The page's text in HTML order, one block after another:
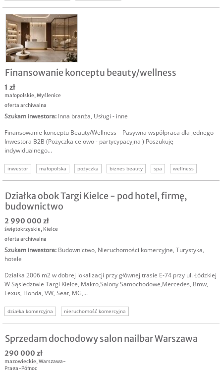
Finansowanie konceptu beauty/wellness
1 zł
małopolskie,Myślenice
oferta archiwalna
Szukam inwestora: Inna branża, Usługi - inne
Finansowanie konceptu Beauty/Wellness – Pasywna współpraca dla jednego
Inwestora B2B (Pożyczka celowo - partycypacyjna ) Poszukuję
indywidualnego...
inwestor małopolska pożyczka biznes beauty spa
wellness
fitness
Działka obok Targi Kielce - pod hotel, firmę,
budownictwo
2 990 000 zł
świętokrzyskie, Kielce
oferta archiwalna
Szukam inwestora: Budownictwo, Nieruchomości komercyjne, Turystyka,
hotele
Działka 2006 m2 w dobrej lokalizacji przy głównej trasie E-74 przy ul. Łódzkiej
W Sąsiedztwie Targi Kielce, Makro,Salony Samochodowe,Mercedes, Bmw,
Lexus, Honda, VW, Seat, MG,...
działka komercyjna
nieruchomość komercyjna
sprzedam działkę inwestycyjną
nieruchomość inwestycyjna
Sprzedam dochodowy salon nailbar Warszawa
290 000 zł
mazowieckie,Warszawa-
Praga-Północ